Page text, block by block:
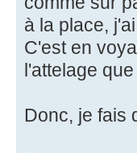
à la place,
C'est en
l'attelage
Donc, je fais